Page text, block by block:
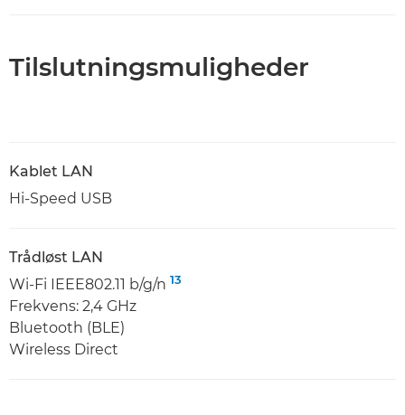
Tilslutningsmuligheder
Kablet LAN
Hi-Speed USB
Trådløst LAN
Wi-Fi IEEE802.11 b/g/n 13
Frekvens: 2,4 GHz
Bluetooth (BLE)
Wireless Direct